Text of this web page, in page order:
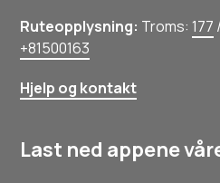
Ruteopplysning: Troms: 177
+81500163
Hjelp og kontakt
Last ned appene